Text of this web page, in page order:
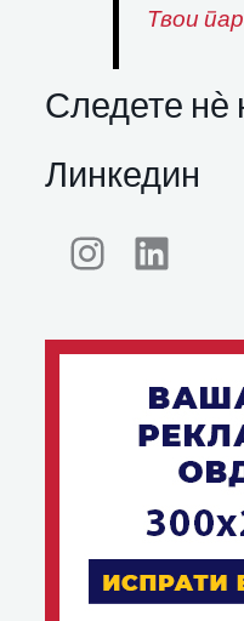
Твои
Следете нѐ
Линкедин